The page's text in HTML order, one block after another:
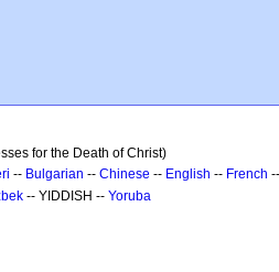
for the Death of Christ)
-- Bulgarian -- Chinese -- English -- French --
-- YIDDISH -- Yoruba